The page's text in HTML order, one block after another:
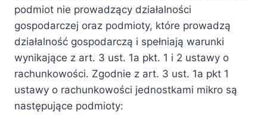
podmiot nie prowadzący działalności
gospodarczej oraz podmioty, które prowadzą
działalność gospodarczą i spełniają warunki
wynikające z art. 3 ust. 1a pkt. 1 i 2 ustawy o
rachunkowości. Zgodnie z art. 3 ust. 1a pkt 1
ustawy o rachunkowości jednostkami mikro są
następujące podmioty: